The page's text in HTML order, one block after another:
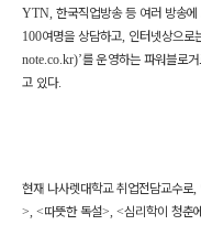
YTN, 한국직업방송 등 여러 방송
100여명을 상담하고, 인터넷상으로
note.co.kr)’를 운영하는 파워블로
고 있다.
현재 나사렛대학교 취업전담교수로,
>, <따뜻한 독설>, <심리학이 청춘